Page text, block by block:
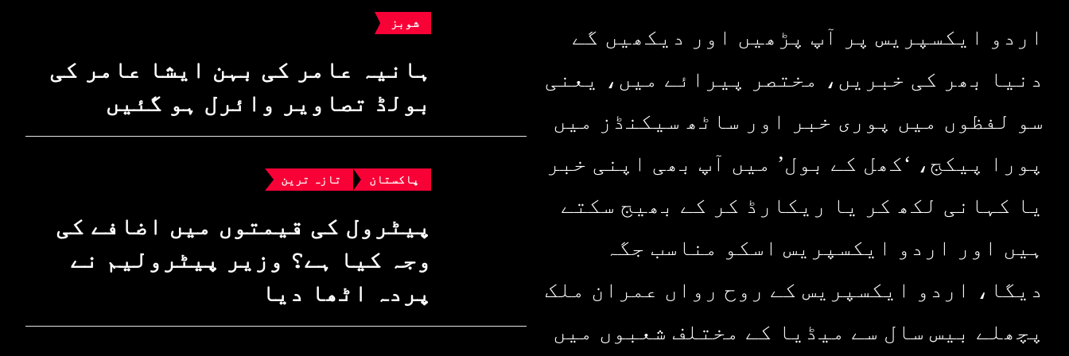
اردو ایکسپریس پر آپ پڑھیں اور دیکھیں گے
دنیا بھر کی خبریں، مختصر پیرائے میں، یعنی
سو لفظوں میں پوری خبر اور ساٹھ سیکنڈز میں
پورا پیکج، ‘کھل کے بول’ میں آپ بھی اپنی خبر
یا کہانی لکھ کر یا ریکارڈ کر کے بھیج سکتے
ہیں اور اردو ایکسپریس اسکو مناسب جگہ
دیگا، اردو ایکسپریس کے روح رواں عمران ملک
پچھلے بیس سال سے میڈیا کے مختلف شعبوں میں
شوبز
ہانیہ عامر کی بہن ایشا عامر کی
بولڈ تصاویر وائرل ہو گئیں
پاکستان تازہ ترین
پیٹرول کی قیمتوں میں اضافے کی
وجہ کیا ہے؟ وزیرِ پیٹرولیم نے
پردہ اٹھا دیا